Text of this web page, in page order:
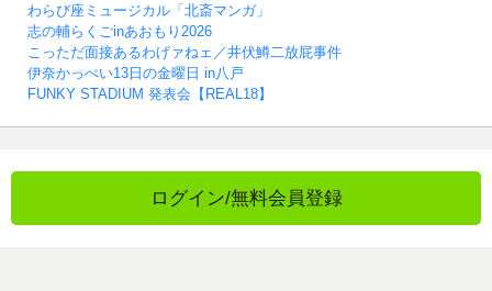
わらび座ミュージカル「北斎マンガ」
志の輔らくごinあおもり2026
こっただ面接あるわげァねェ／井伏鱒二放屁事件
伊奈かっぺい13日の金曜日 in八戸
FUNKY STADIUM 発表会【REAL18】
ログイン/無料会員登録